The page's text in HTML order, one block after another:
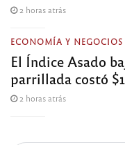
2 horas atrás
ECONOMÍA Y NEGOCIOS
El Índice Asado
parrillada costó
2 horas atrás